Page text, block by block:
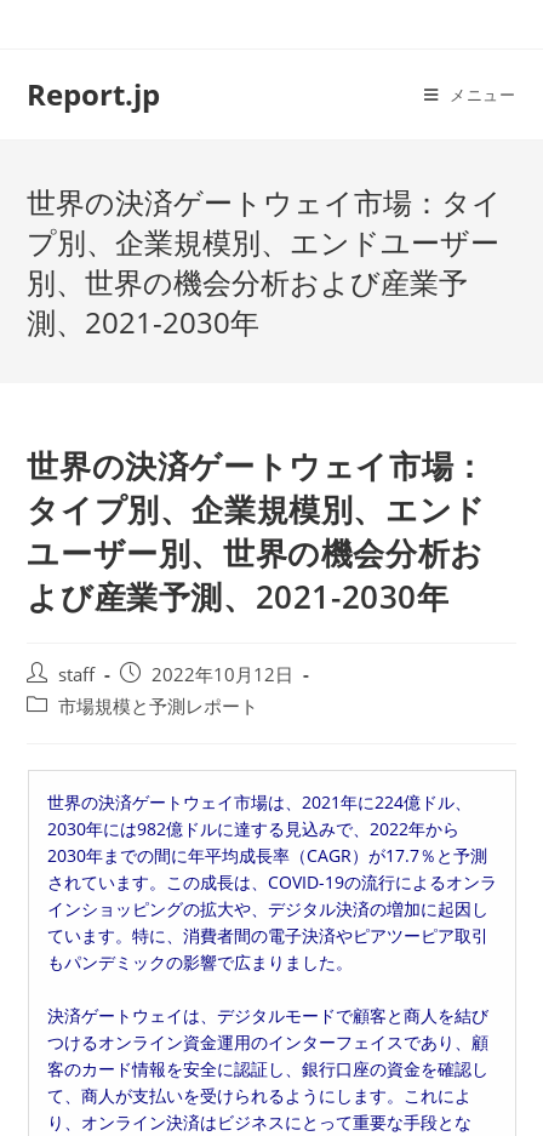
Report.jp メニュー
世界の決済ゲートウェイ市場：タイ
プ別、企業規模別、エンドユーザー
別、世界の機会分析および産業予
測、2021-2030年
世界の決済ゲートウェイ市場：
タイプ別、企業規模別、エンド
ユーザー別、世界の機会分析お
よび産業予測、2021-2030年
投
稿
staff
投
稿
日:
2022年10月12日
投
ー:
市場規模と予測レポート
世界の決済ゲートウェイ市場は、2021年に224億ドル、
2030年には982億ドルに達する見込みで、2022年から
2030年までの間に年平均成長率（CAGR）が17.7％と予測
されています。この成長は、COVID-19の流行によるオンラ
インショッピングの拡大や、デジタル決済の増加に起因し
ています。特に、消費者間の電子決済やピアツーピア取引
もパンデミックの影響で広まりました。
決済ゲートウェイは、デジタルモードで顧客と商人を結び
つけるオンライン資金運用のインターフェイスであり、顧
客のカード情報を安全に認証し、銀行口座の資金を確認し
て、商人が支払いを受けられるようにします。これによ
り、オンライン決済はビジネスにとって重要な手段とな